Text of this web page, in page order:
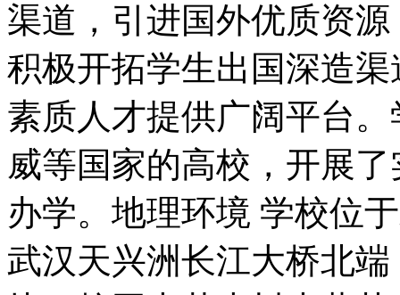
渠道，引进国外优质资
积极开拓学生出国深造
素质人才提供广阔平台
威等国家的高校，开展
办学。地理环境 学校位
武汉天兴洲长江大桥北